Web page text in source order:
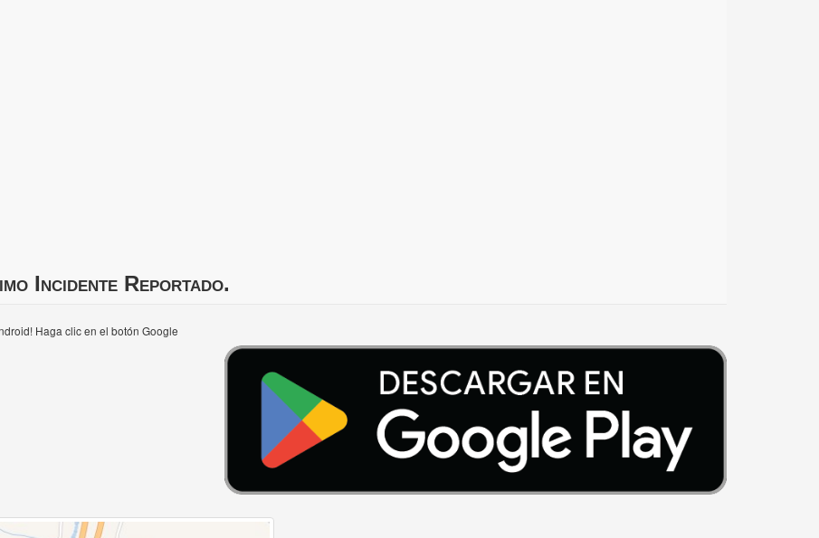
Incidente Reportado.
Haga clic en el botón Google